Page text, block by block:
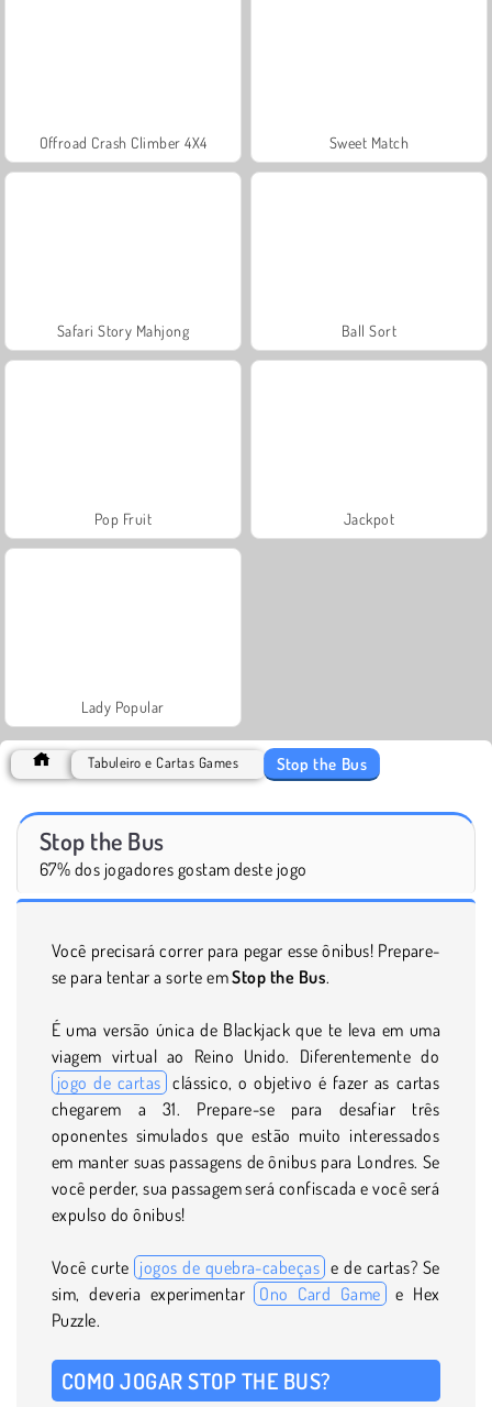
Offroad Crash Climber 4X4 Sweet Match
Safari Story Mahjong Ball Sort
Pop Fruit Jackpot
Lady Popular
Tabuleiro e Cartas Games Stop the Bus
Stop the Bus
67% dos jogadores gostam deste jogo
Você precisará correr para pegar esse ônibus! Prepare-
se para tentar a sorte emStop the Bus.
É uma versão única de Blackjack que te leva em uma
viagem virtual ao Reino Unido. Diferentemente do
jogo de cartas clássico, o objetivo é fazer as cartas
chegarem a 31. Prepare-se para desafiar três
oponentes simulados que estão muito interessados
em manter suas passagens de ônibus para Londres. Se
você perder, sua passagem será confiscada e você será
expulso do ônibus!
Você curte jogos de quebra-cabeças e de cartas? Se
sim, deveria experimentar Ono Card Game e Hex
Puzzle.
COMO JOGAR STOP THE BUS?